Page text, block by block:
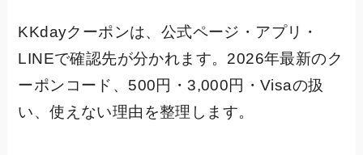
KKdayクーポンは、公式ページ・アプリ・
LINEで確認先が分かれます。2026年最新のク
ーポンコード、500円・3,000円・Visaの扱
い、使えない理由を整理します。